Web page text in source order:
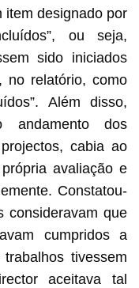
item designado por
ou seja,
sido iniciados
no relatório, como
Além disso,
andamento dos
cabia ao
avaliação e
Constatou-
consideravam que
cumpridos a
tivessem
aceitava tal